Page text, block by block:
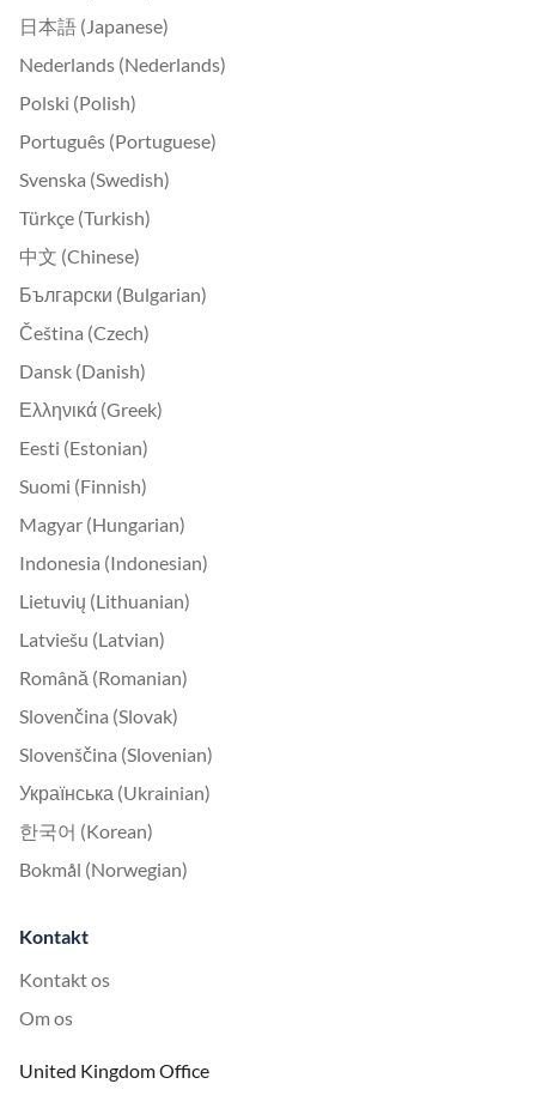
日本語 (Japanese)
Nederlands (Nederlands)
Polski (Polish)
Português (Portuguese)
Svenska (Swedish)
Türkçe (Turkish)
中文 (Chinese)
Български (Bulgarian)
Čeština (Czech)
Dansk (Danish)
Ελληνικά (Greek)
Eesti (Estonian)
Suomi (Finnish)
Magyar (Hungarian)
Indonesia (Indonesian)
Lietuvių (Lithuanian)
Latviešu (Latvian)
Română (Romanian)
Slovenčina (Slovak)
Slovenščina (Slovenian)
Українська (Ukrainian)
한국어 (Korean)
Bokmål (Norwegian)
Kontakt
Kontakt os
Om os
United Kingdom Office